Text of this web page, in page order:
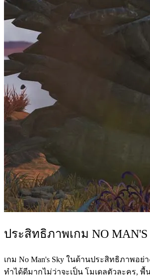
ประสิทธิภาพเกม NO MAN'S
เกม No Man's Sky ในด้านประสิทธิภาพอย่
ทำได้ดีมากไม่ว่าจะเป็น โมเดลตัวละคร, พื้